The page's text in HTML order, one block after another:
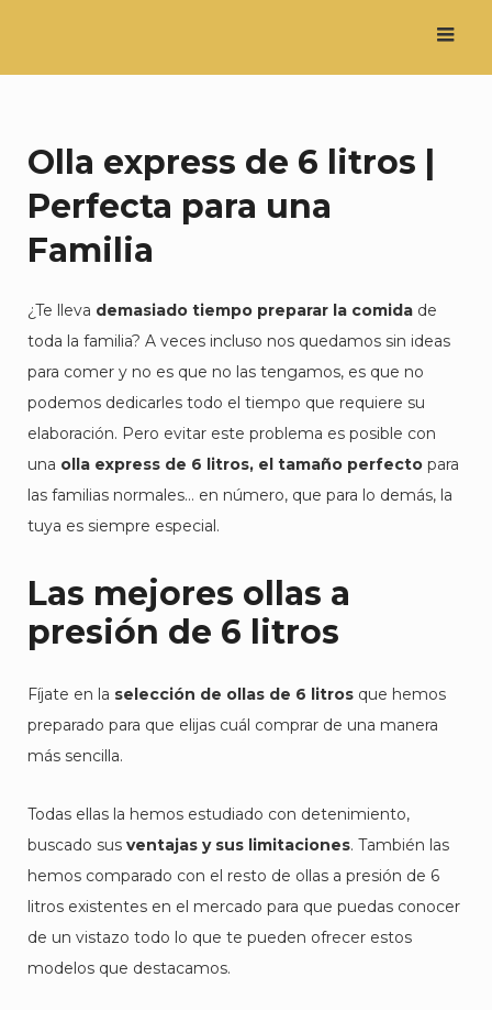
contenido
Olla express de 6 litros |
Perfecta para una
Familia
¿Te lleva demasiado tiempo preparar la comida de
toda la familia? A veces incluso nos quedamos sin ideas
para comer y no es que no las tengamos, es que no
podemos dedicarles todo el tiempo que requiere su
elaboración. Pero evitar este problema es posible con
una olla express de 6 litros, el tamaño perfecto para
las familias normales… en número, que para lo demás, la
tuya es siempre especial.
Las mejores ollas a
presión de 6 litros
Fíjate en la selección de ollas de 6 litros que hemos
preparado para que elijas cuál comprar de una manera
más sencilla.
Todas ellas la hemos estudiado con detenimiento,
buscado sus ventajas y sus limitaciones. También las
hemos comparado con el resto de ollas a presión de 6
litros existentes en el mercado para que puedas conocer
de un vistazo todo lo que te pueden ofrecer estos
modelos que destacamos.